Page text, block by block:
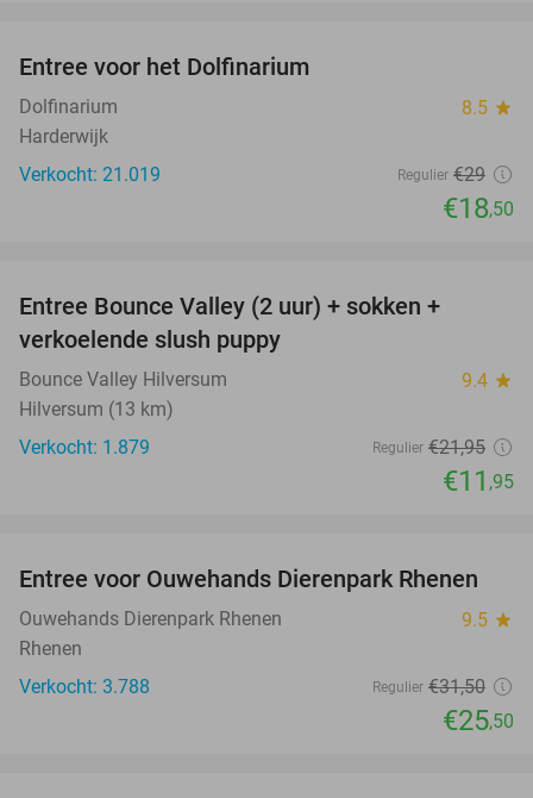
Entree voor het Dolfinarium
Dolfinarium 8.5 star
Harderwijk
Verkocht: 21.019
Regulier €29
€18,50
Entree Bounce Valley (2 uur) + sokken +
verkoelende slush puppy
Bounce Valley Hilversum 9.4 star
Hilversum (13 km)
Verkocht: 1.879
Regulier €21,95
€11 ,95
19%
Entree voor Ouwehands Dierenpark Rhenen
Ouwehands Dierenpark Rhenen 9.5 star
Rhenen
Verkocht: 3.788
Regulier €31,50
€25,50